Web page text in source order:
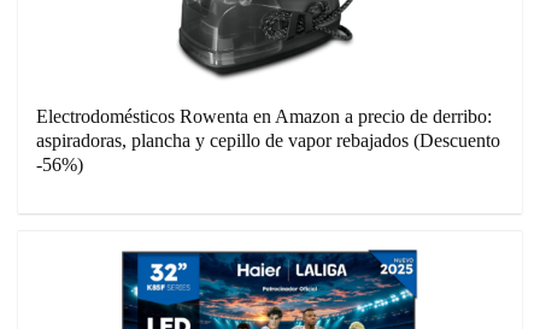
Electrodomésticos Rowenta en Amazon a precio de derribo:
aspiradoras, plancha y cepillo de vapor rebajados (Descuento
-56%)